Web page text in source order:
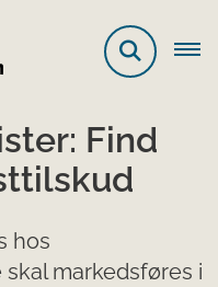
Find
hos
markedsføres i